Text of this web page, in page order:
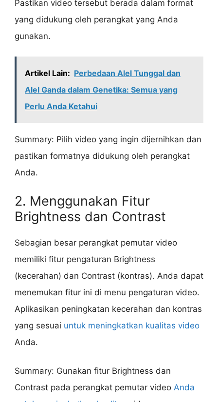
Pastikan video tersebut berada dalam format
yang didukung oleh perangkat yang Anda
gunakan.
Artikel Lain: Perbedaan Alel Tunggal dan
Alel Ganda dalam Genetika: Semua yang
Perlu Anda Ketahui
Summary: Pilih video yang ingin dijernihkan dan
pastikan formatnya didukung oleh perangkat
Anda.
2. Menggunakan Fitur
Brightness dan Contrast
Sebagian besar perangkat pemutar video
memiliki fitur pengaturan Brightness
(kecerahan) dan Contrast (kontras). Anda dapat
menemukan fitur ini di menu pengaturan video.
Aplikasikan peningkatan kecerahan dan kontras
yang sesuai untuk meningkatkan kualitas video
Anda.
Summary: Gunakan fitur Brightness dan
Contrast pada perangkat pemutar video Anda